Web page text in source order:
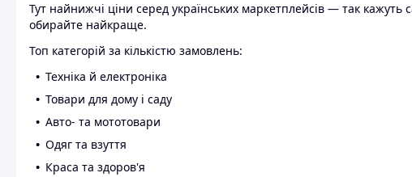
Тут найнижчі ціни серед українських маркетплейсів — так кажуть
обирайте найкраще.
Топ категорій за кількістю замовлень:
Техніка й електроніка
Товари для дому і саду
Авто- та мототовари
Одяг та взуття
Краса та здоров'я